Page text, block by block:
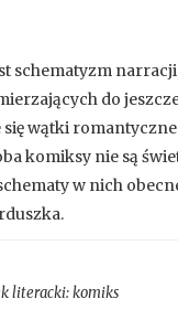
schematyzm
do
wątki
komiksy nie są
w nich
literacki:komiks